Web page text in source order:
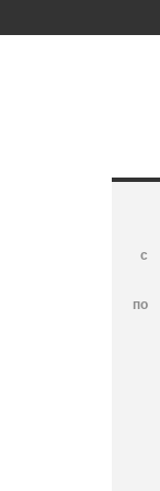
с
по